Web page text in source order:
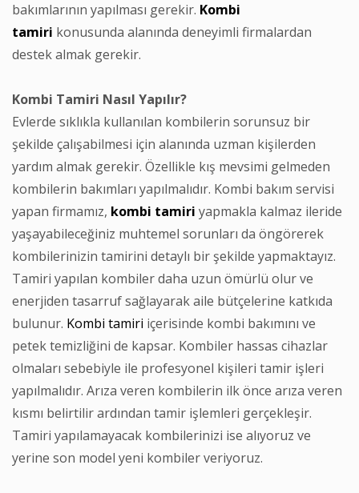
bakımlarının yapılması gerekir. Kombi
tamiri konusunda alanında deneyimli firmalardan
destek almak gerekir.
Kombi Tamiri Nasıl Yapılır?
Evlerde sıklıkla kullanılan kombilerin sorunsuz bir
şekilde çalışabilmesi için alanında uzman kişilerden
yardım almak gerekir. Özellikle kış mevsimi gelmeden
kombilerin bakımları yapılmalıdır. Kombi bakım servisi
yapan firmamız, kombi tamiri yapmakla kalmaz ileride
yaşayabileceğiniz muhtemel sorunları da öngörerek
kombilerinizin tamirini detaylı bir şekilde yapmaktayız.
Tamiri yapılan kombiler daha uzun ömürlü olur ve
enerjiden tasarruf sağlayarak aile bütçelerine katkıda
bulunur. Kombi tamiri içerisinde kombi bakımını ve
petek temizliğini de kapsar. Kombiler hassas cihazlar
olmaları sebebiyle ile profesyonel kişileri tamir işleri
yapılmalıdır. Arıza veren kombilerin ilk önce arıza veren
kısmı belirtilir ardından tamir işlemleri gerçekleşir.
Tamiri yapılamayacak kombilerinizi ise alıyoruz ve
yerine son model yeni kombiler veriyoruz.